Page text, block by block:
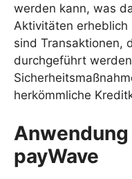
werden kann, was
Aktivitäten erheblich
sind Transaktionen,
durchgeführt
herkömmliche
payWave